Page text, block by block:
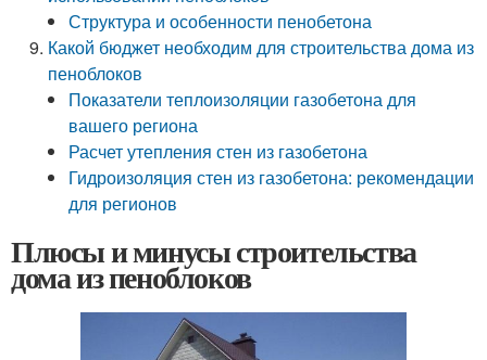
Структура и особенности пенобетона
Какой бюджет необходим для строительства дома из
пеноблоков
Показатели теплоизоляции газобетона для
вашего региона
Расчет утепления стен из газобетона
Гидроизоляция стен из газобетона: рекомендации
для регионов
Плюсы и минусы строительства
дома из пеноблоков